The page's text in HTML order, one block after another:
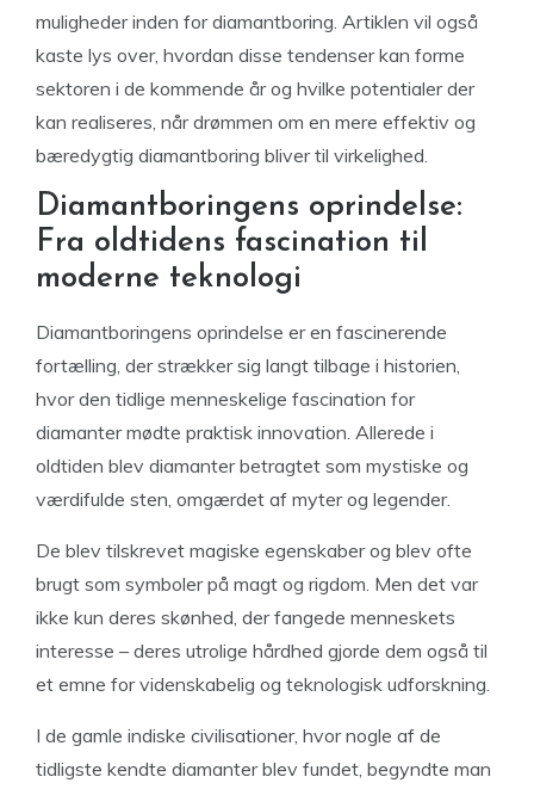
muligheder inden for diamantboring. Artiklen vil også
kaste lys over, hvordan disse tendenser kan forme
sektoren i de kommende år og hvilke potentialer der
kan realiseres, når drømmen om en mere effektiv og
bæredygtig diamantboring bliver til virkelighed.
Diamantboringens oprindelse:
Fra oldtidens fascination til
moderne teknologi
Diamantboringens oprindelse er en fascinerende
fortælling, der strækker sig langt tilbage i historien,
hvor den tidlige menneskelige fascination for
diamanter mødte praktisk innovation. Allerede i
oldtiden blev diamanter betragtet som mystiske og
værdifulde sten, omgærdet af myter og legender.
De blev tilskrevet magiske egenskaber og blev ofte
brugt som symboler på magt og rigdom. Men det var
ikke kun deres skønhed, der fangede menneskets
interesse – deres utrolige hårdhed gjorde dem også til
et emne for videnskabelig og teknologisk udforskning.
I de gamle indiske civilisationer, hvor nogle af de
tidligste kendte diamanter blev fundet, begyndte man